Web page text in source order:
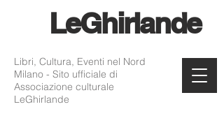
LeGhirlande
Libri, Cultura, Eventi nel Nord
Milano - Sito ufficiale di
Associazione culturale
LeGhirlande